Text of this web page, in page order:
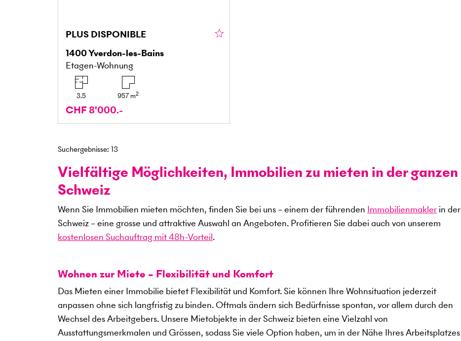
PLUS DISPONIBLE
1400Yverdon-les-Bains
Etagen-Wohnung
3.5 957 m2
CHF 8'000.-
Suchergebnisse: 13
Vielfältige Möglichkeiten, Immobilien zu mieten in der ganzen
Schweiz
Wenn Sie Immobilien mieten möchten, finden Sie bei uns – einem der führenden Immobilienmakler in der
Schweiz – eine grosse und attraktive Auswahl an Angeboten. Profitieren Sie dabei auch von unserem
kostenlosen Suchauftrag mit 48h-Vorteil.
Wohnen zur Miete – Flexibilität und Komfort
Das Mieten einer Immobilie bietet Flexibilität und Komfort. Sie können Ihre Wohnsituation jederzeit
anpassen ohne sich langfristig zu binden. Oftmals ändern sich Bedürfnisse spontan, vor allem durch den
Wechsel des Arbeitgebers. Unsere Mietobjekte in der Schweiz bieten eine Vielzahl von
Ausstattungsmerkmalen und Grössen, sodass Sie viele Option haben, um in der Nähe Ihres Arbeitsplatzes